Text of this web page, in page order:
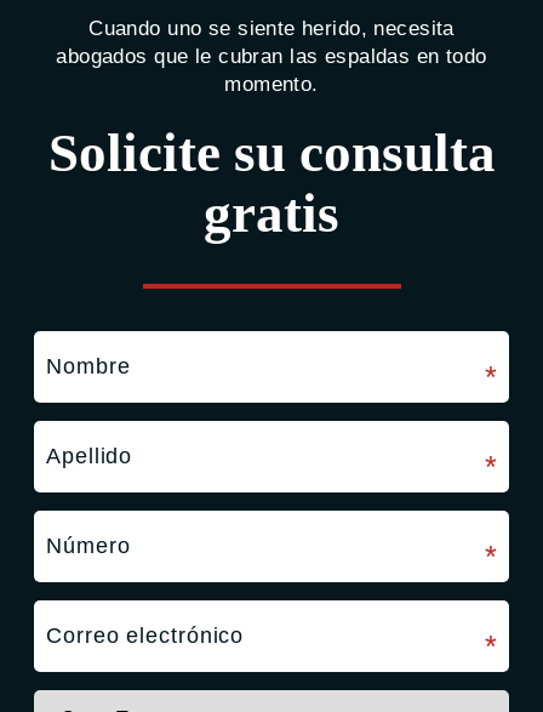
Cuando uno se siente herido, necesita
abogados que le cubran las espaldas en todo
momento.
Solicite su consulta
gratis